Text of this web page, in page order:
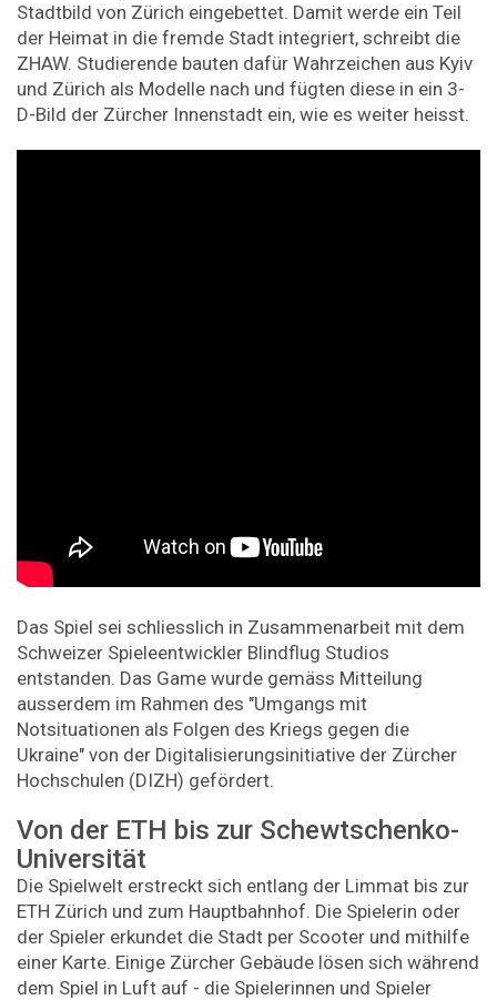
Stadtbild von Zürich eingebettet. Damit werde ein Teil
der Heimat in die fremde Stadt integriert, schreibt die
ZHAW. Studierende bauten dafür Wahrzeichen aus Kyiv
und Zürich als Modelle nach und fügten diese in ein 3-
D-Bild der Zürcher Innenstadt ein, wie es weiter heisst.
Das Spiel sei schliesslich in Zusammenarbeit mit dem
Schweizer Spieleentwickler Blindflug Studios
entstanden. Das Game wurde gemäss Mitteilung
ausserdem im Rahmen des "Umgangs mit
Notsituationen als Folgen des Kriegs gegen die
Ukraine" von der Digitalisierungsinitiative der Zürcher
Hochschulen (DIZH) gefördert.
Von der ETH bis zur Schewtschenko-
Universität
Die Spielwelt erstreckt sich entlang der Limmat bis zur
ETH Zürich und zum Hauptbahnhof. Die Spielerin oder
der Spieler erkundet die Stadt per Scooter und mithilfe
einer Karte. Einige Zürcher Gebäude lösen sich während
dem Spiel in Luft auf - die Spielerinnen und Spieler